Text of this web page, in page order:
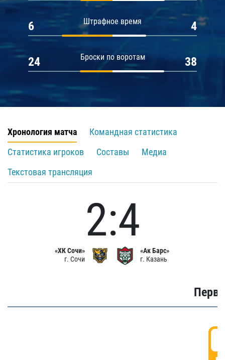
Штрафное время
6 4
Броски по воротам
24 38
Хронология матча
Командная статистика
Статистика игроков
Составы
Медиа
Текстовая трансляция
«ХК Сочи»
г. Сочи
2:4
«Ак Барс»
г. Казань